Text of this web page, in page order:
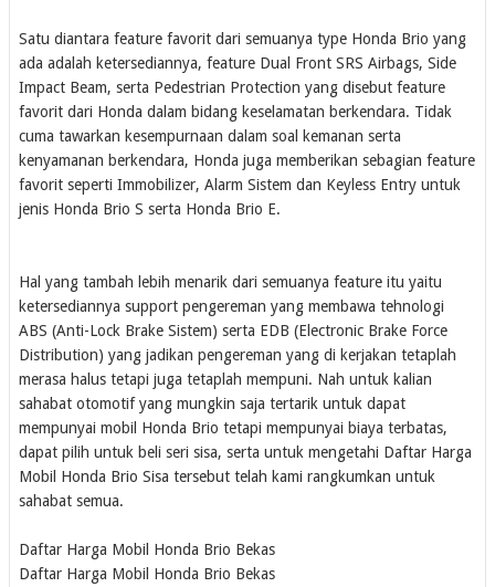
Satu diantara feature favorit dari semuanya type Honda Brio yang
ada adalah ketersediannya, feature Dual Front SRS Airbags, Side
Impact Beam, serta Pedestrian Protection yang disebut feature
favorit dari Honda dalam bidang keselamatan berkendara. Tidak
cuma tawarkan kesempurnaan dalam soal kemanan serta
kenyamanan berkendara, Honda juga memberikan sebagian feature
favorit seperti Immobilizer, Alarm Sistem dan Keyless Entry untuk
jenis Honda Brio S serta Honda Brio E.
Hal yang tambah lebih menarik dari semuanya feature itu yaitu
ketersediannya support pengereman yang membawa tehnologi
ABS (Anti-Lock Brake Sistem) serta EDB (Electronic Brake Force
Distribution) yang jadikan pengereman yang di kerjakan tetaplah
merasa halus tetapi juga tetaplah mempuni. Nah untuk kalian
sahabat otomotif yang mungkin saja tertarik untuk dapat
mempunyai mobil Honda Brio tetapi mempunyai biaya terbatas,
dapat pilih untuk beli seri sisa, serta untuk mengetahi Daftar Harga
Mobil Honda Brio Sisa tersebut telah kami rangkumkan untuk
sahabat semua.
Daftar Harga Mobil Honda Brio Bekas
Daftar Harga Mobil Honda Brio Bekas